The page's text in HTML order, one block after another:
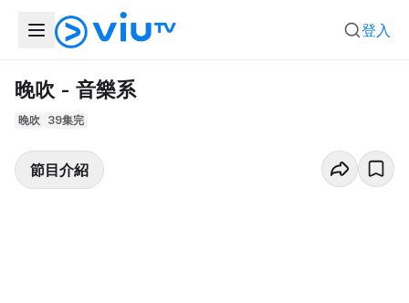
登入
晚吹 - 音樂系
晚吹 39集完
節目介紹